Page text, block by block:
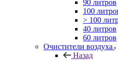
90 литров
100
> 100
40 литров
60 литров
Очистители воздуха
Назад